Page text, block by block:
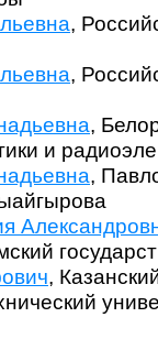
,
,
,
и
,
,